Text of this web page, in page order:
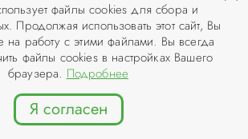
©ООО «АПЕКС-Д», 2026
сайта «Инфодизайн» , 2007–2026
файлы cookies для сбора и
Продолжая использовать этот сайт, Вы
на работу с этими файлами. Вы всегда
файлы cookies в настройках Вашего
браузера. Подробнее
Я согласен